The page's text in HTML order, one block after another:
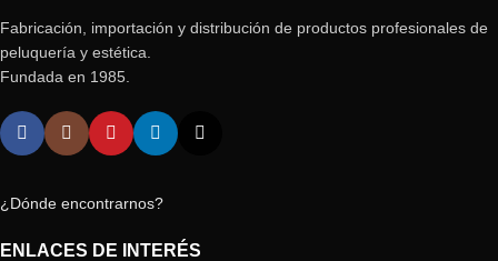
Fabricación, importación y distribución de productos profesionales de
peluquería y estética.
Fundada en 1985.
¿Dónde encontrarnos?
ENLACES DE INTERÉS